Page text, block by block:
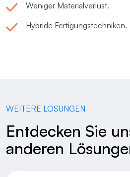
Weniger Materialverlust.
Hybride Fertigungstechniken.
WEITERE LÖSUNGEN
Entdecken Sie
anderen